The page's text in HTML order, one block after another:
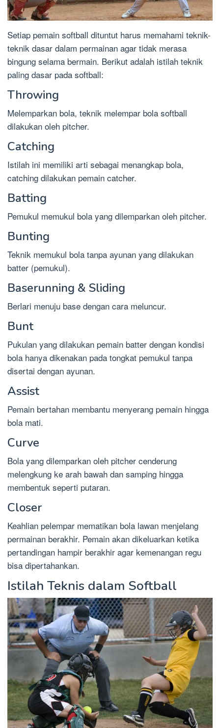
Setiap pemain softball dituntut harus memahami teknik-
teknik dasar dalam permainan agar tidak merasa
bingung selama bermain. Berikut adalah istilah teknik
paling dasar pada softball:
Throwing
Melemparkan bola, teknik melempar bola softball
dilakukan oleh pitcher.
Catching
Istilah ini memiliki arti sebagai menangkap bola,
catching dilakukan pemain catcher.
Batting
Pemukul memukul bola yang dilemparkan oleh pitcher.
Bunting
Teknik memukul bola tanpa ayunan yang dilakukan
batter (pemukul).
Baserunning & Sliding
Berlari menuju base dengan cara meluncur.
Bunt
Pukulan yang dilakukan pemain batter dengan kondisi
bola hanya dikenakan pada tongkat pemukul tanpa
disertai dengan ayunan.
Assist
Pemain bertahan membantu menyerang pemain hingga
bola mati.
Curve
Bola yang dilemparkan oleh pitcher cenderung
melengkung ke arah bawah dan samping hingga
membentuk seperti putaran.
Closer
Keahlian pelempar mematikan bola lawan menjelang
permainan berakhir. Pemain akan dikeluarkan ketika
pertandingan hampir berakhir agar kemenangan regu
bisa dipertahankan.
Istilah Teknis dalam Softball